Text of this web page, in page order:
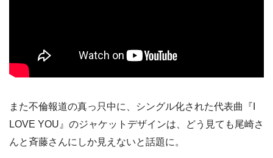
また不倫報道の真っ只中に、シングル化された代表曲『I
LOVE YOU』のジャケットデザインは、どう見ても尾崎さ
んと斉藤さんにしか見えないと話題に。